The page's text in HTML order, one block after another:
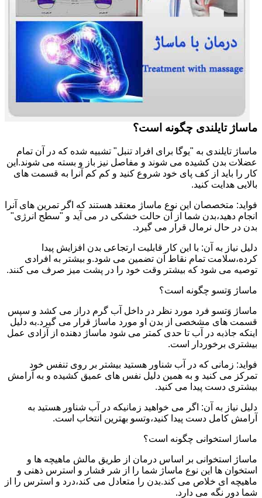
ماساژ تایلندی چگونه است؟
ماساژ تایلندی به "یوگا برای افراد تنبل" تشبیه شده که در آن تمام
عضلات بدن کشیده می شوند و مفاصل نیز باز و بسته می شوند.این
کار را باید از کف پای خود شروع کنید و کم کم آنرا به قسمت های
بالایی هدایت کنید.
فواید: متخصصان این نوع ماساژ معتقد هستند که اگر تمرین های آنرا
انجام دهید،بدن شما از آن حالت خشکی در می آید و "سطح انرژی"
بدن در حال نرمال قرار می گیرد.
دلیل نیاز به آن: با این کار قابلیت ارتجاعی بدن افزایش پیدا
کرده،سلامت تمام نقاط آن تضمین می شود.و بیشتر به افرادی
توصیه می شود که بیشتر وقت خود را در پشت میز صرف می کنند.
ماساژ وَتسو چگونه است؟
ماساژ وَتسو فرد مورد نظر در داخل آب گرم دراز می کشد و سپس
قسمت های مشخصی از بدن او مورد ماساژ قرار می گیرد.به دلیل
اینکه جاذبه در آب تا حدی کمتر می شود ماساژ دهنده از آزادی عمل
بیشتری برخوردار است.
فواید: زمانی که در آب شناور هستید بیشتر بر روی تنفس خود
تمرکز می کنید و به همین دلیل نفس های عمیق کشیده و به آرامش
بیشتری دست پیدا می کنید.
دلیل نیاز به آن: اگر می خواهید زمانیکه در آب شناور هستید به
آرامش کامل دست پیدا کنید،وتسو بهترین انتخاب است.
ماساژ استخوانی چگونه است؟
ماساژ استخوانی بر اساس درمان از طریق مالش ماهیچه ها و
استخوان ها این نوع ماساژ شما را از شر فشار و استرس ذهنی و
ماهیچه ای خلاص می کند.بدن را متعادل می کند،درد و استرس را از
شما دور نگه می دارد.